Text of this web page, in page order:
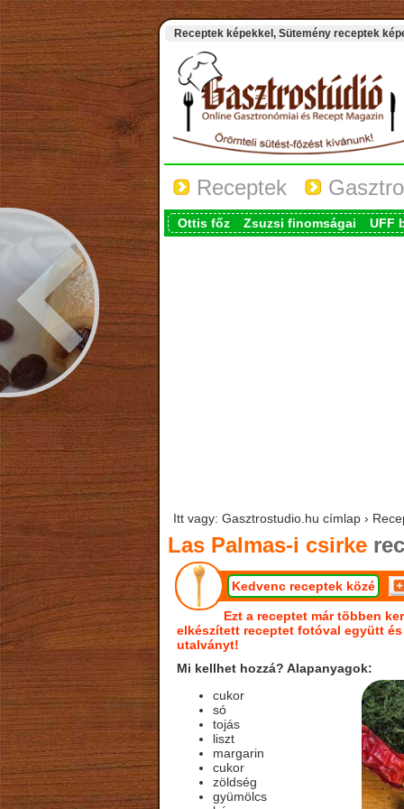
Receptek képekkel, Sütemény receptek
Receptek
Ottis főz Zsuzsi finomságai UFF
Itt vagy: Gasztrostudio.hu címlap ›
Las Palmas-i csirke
Kedvenc receptek közé
Ezt a receptet már többen
elkészített receptet fotóval együtt
utalványt!
Mi kellhet hozzá? Alapanyagok:
cukor
só
tojás
liszt
margarin
cukor
zöldség
gyümölcs